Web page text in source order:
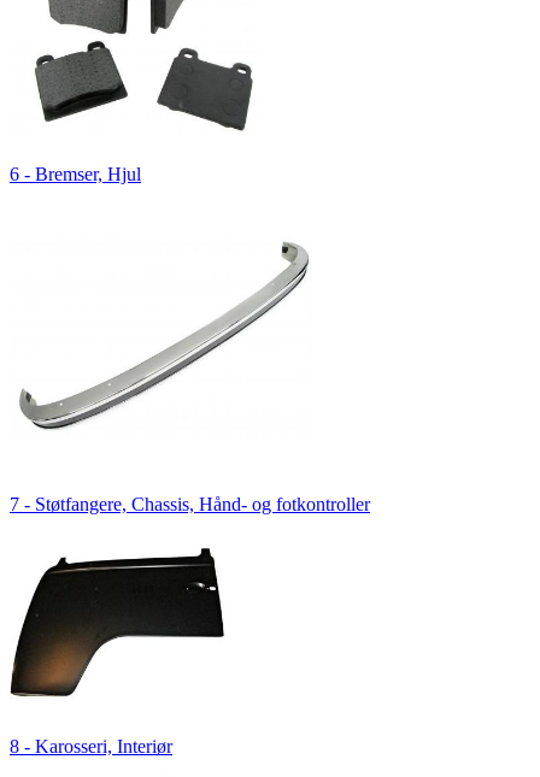
6 - Bremser, Hjul
7 - Støtfangere, Chassis, Hånd- og fotkontroller
8 - Karosseri, Interiør